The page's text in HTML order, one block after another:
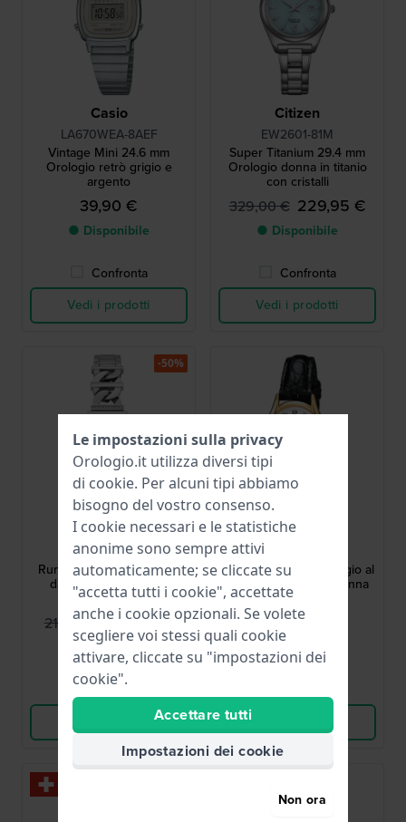
Casio
LA670WEA-8AEF
Vintage Mini 24.6 mm
Orologio retrò grigio e
argento
39,90 €
● Disponibile
Confronta
Vedi i prodotti
Citizen
EW2601-81M
Super Titanium 29.4 mm
Orologio donna in titanio
con cristalli
329,00 € 229,95 €
● Disponibile
Confronta
Vedi i prodotti
Guess
GW0603L1
Runaway 21 mm Orologio
da donna quadrato al
quarzo
219,00 € 109,95 €
● Disponibile
Confronta
-50%
Casio
LTP-1154PQ-7BEG
LTP-1154 23 mm Orologio al
quarzo classico da donna
39,90 €
● Disponibile
Le impostazioni sulla privacy
Orologio.it utilizza diversi tipi
di cookie. Per alcuni tipi abbiamo
bisogno del vostro consenso.
I cookie necessari e le statistiche
anonime sono sempre attivi
automaticamente; se cliccate su
"accetta tutti i cookie", accettate
anche i cookie opzionali. Se volete
scegliere voi stessi quali cookie
attivare, cliccate su "impostazioni dei
cookie".
Accettare tutti
Impostazioni dei cookie
Non ora